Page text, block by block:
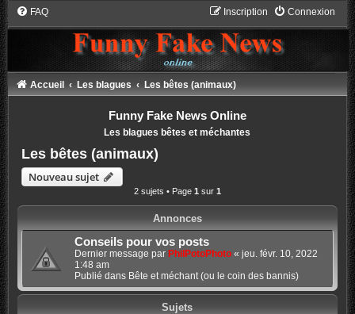
FAQ Connexion
Inscription
Accueil Les blagues Les bêtes (animaux)
Funny Fake News Online
Les blagues bêtes et méchantes
Les bêtes (animaux)
Nouveau sujet
2 sujets • Page 1 sur 1
Annonces
Conseils pour vos posts
Dernier message par PhilPotoPhoto« jeu. févr. 10, 2022
1:48 am
Publié dans Bête et méchant (ou le coin des bannis)
Sujets